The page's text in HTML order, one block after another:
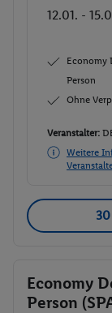
12.01. -
Economy
Person
Ohne
Veranstalter:
Weitere
Economy
Person